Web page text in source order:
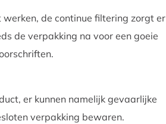
de continue filtering zorgt er
de verpakking na voor een goeie
er kunnen namelijk gevaarlijke
verpakking bewaren.